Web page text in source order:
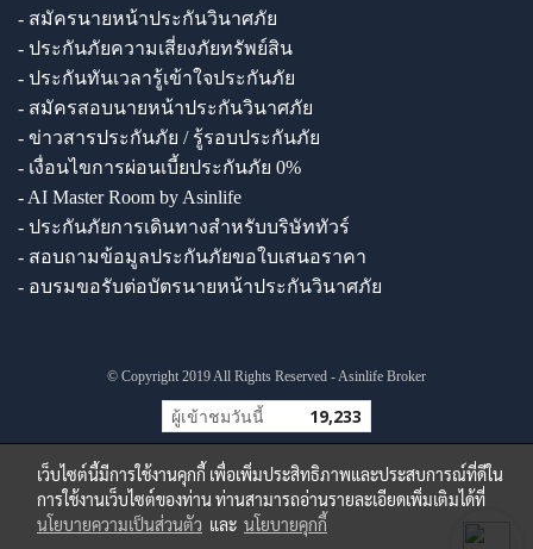
- สมัครนายหน้าประกันวินาศภัย
- ประกันภัยความเสี่ยงภัยทรัพย์สิน
- ประกันทันเวลารู้เข้าใจประกันภัย
- สมัครสอบนายหน้าประกันวินาศภัย
- ข่าวสารประกันภัย / รู้รอบประกันภัย
- เงื่อนไขการผ่อนเบี้ยประกันภัย 0%
- AI Master Room by Asinlife
- ประกันภัยการเดินทางสำหรับบริษัททัวร์
- สอบถามข้อมูลประกันภัยขอใบเสนอราคา
- อบรมขอรับต่อบัตรนายหน้าประกันวินาศภัย
© Copyright 2019 All Rights Reserved - Asinlife Broker
ผู้เข้าชมวันนี้ 19,233
เว็บไซต์นี้มีการใช้งานคุกกี้ เพื่อเพิ่มประสิทธิภาพและประสบการณ์ที่ดีใน
การใช้งานเว็บไซต์ของท่าน ท่านสามารถอ่านรายละเอียดเพิ่มเติมได้ที่
นโยบายความเป็นส่วนตัว และ นโยบายคุกกี้